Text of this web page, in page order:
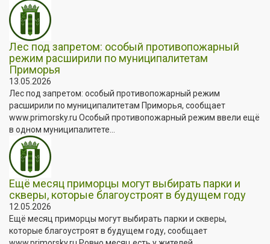
Лес под запретом: особый противопожарный
режим расширили по муниципалитетам
Приморья
13.05.2026
Лес под запретом: особый противопожарный режим
расширили по муниципалитетам Приморья, сообщает
www.primorsky.ru Особый противопожарный режим ввели ещё
в одном муниципалитете...
Ещё месяц приморцы могут выбирать парки и
скверы, которые благоустроят в будущем году
12.05.2026
Ещё месяц приморцы могут выбирать парки и скверы,
которые благоустроят в будущем году, сообщает